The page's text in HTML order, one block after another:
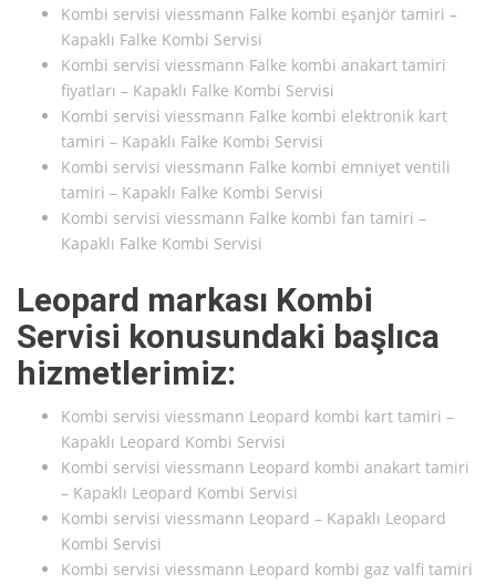
Kombi servisi viessmann Falke kombi eşanjör tamiri –
Kapaklı Falke Kombi Servisi
Kombi servisi viessmann Falke kombi anakart tamiri
fiyatları – Kapaklı Falke Kombi Servisi
Kombi servisi viessmann Falke kombi elektronik kart
tamiri – Kapaklı Falke Kombi Servisi
Kombi servisi viessmann Falke kombi emniyet ventili
tamiri – Kapaklı Falke Kombi Servisi
Kombi servisi viessmann Falke kombi fan tamiri –
Kapaklı Falke Kombi Servisi
Leopard markası Kombi
Servisi konusundaki başlıca
hizmetlerimiz:
Kombi servisi viessmann Leopard kombi kart tamiri –
Kapaklı Leopard Kombi Servisi
Kombi servisi viessmann Leopard kombi anakart tamiri
– Kapaklı Leopard Kombi Servisi
Kombi servisi viessmann Leopard – Kapaklı Leopard
Kombi Servisi
Kombi servisi viessmann Leopard kombi gaz valfi tamiri